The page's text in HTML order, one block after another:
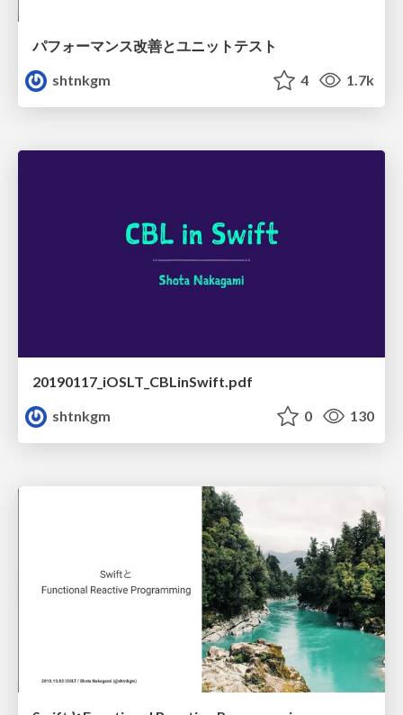
パフォーマンス改善とユニットテスト
shtnkgm
4 1.7k
20190117_iOSLT_CBLinSwift.pdf
shtnkgm
0 130